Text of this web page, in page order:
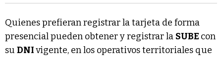
Quienes prefieran registrar la tarjeta de forma
presencial pueden obtener y registrar la SUBE con
su DNIvigente, en los operativos territoriales que